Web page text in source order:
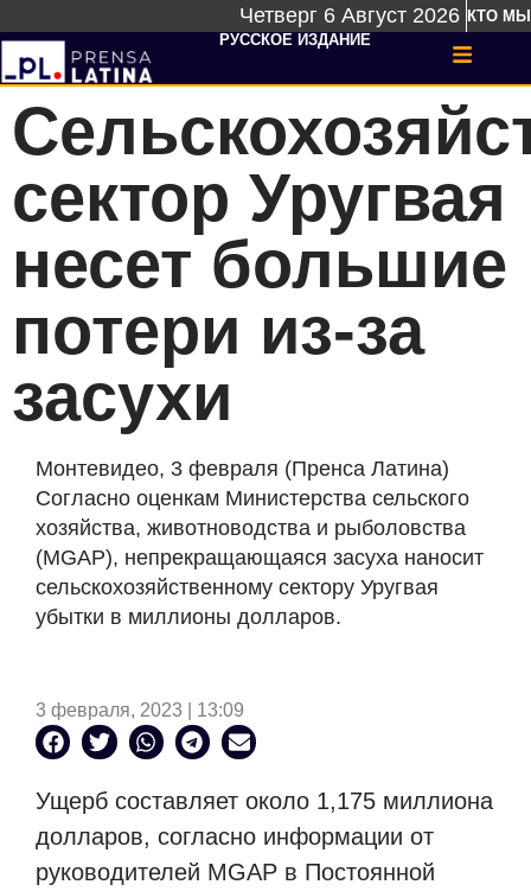
Четверг 6 Август 2026 КТО МЫ
РУССКОЕ ИЗДАНИЕ
сектор Уругвая
несет большие
потери из-за
засухи
Монтевидео, 3 февраля (Пренса Латина)
Согласно оценкам Министерства сельского
хозяйства, животноводства и рыболовства
(MGAP), непрекращающаяся засуха наносит
сельскохозяйственному сектору Уругвая
убытки в миллионы долларов.
3 февраля, 2023 | 13:09
Ущерб составляет около 1,175 миллиона
долларов, согласно информации от
руководителей MGAP в Постоянной